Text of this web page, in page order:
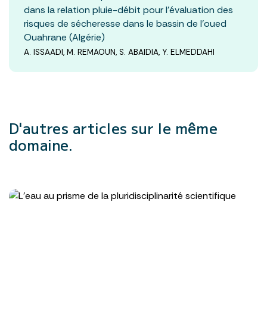
dans la relation pluie-débit pour l’évaluation des
risques de sécheresse dans le bassin de l’oued
Ouahrane (Algérie)
A. ISSAADI, M. REMAOUN, S. ABAIDIA, Y. ELMEDDAHI
D'autres articles sur le même
domaine.